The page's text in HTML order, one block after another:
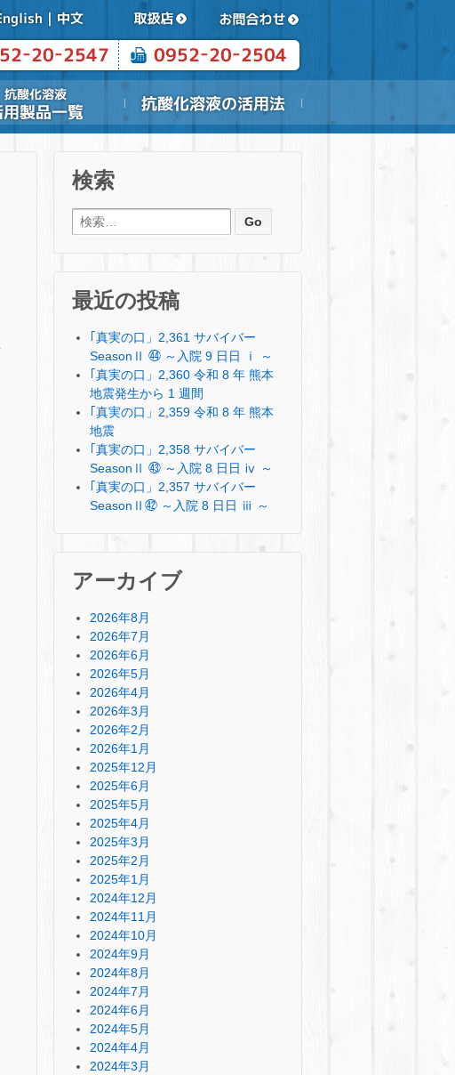
検索
検索:
最近の投稿
｢真実の口」2,361 サバイバー
SeasonⅡ ㊹ ～入院 9 日日 ⅰ ～
｢真実の口」2,360 令和 8 年 熊本
地震発生から 1 週間
｢真実の口」2,359 令和 8 年 熊本
地震
｢真実の口」2,358 サバイバー
SeasonⅡ ㊸ ～入院 8 日日 ⅳ ～
｢真実の口」2,357 サバイバー
SeasonⅡ㊷ ～入院 8 日日 ⅲ ～
アーカイブ
2026年8月
2026年7月
2026年6月
2026年5月
2026年4月
2026年3月
2026年2月
2026年1月
2025年12月
2025年6月
2025年5月
2025年4月
2025年3月
2025年2月
2025年1月
2024年12月
2024年11月
2024年10月
2024年9月
2024年8月
2024年7月
2024年6月
2024年5月
2024年4月
2024年3月